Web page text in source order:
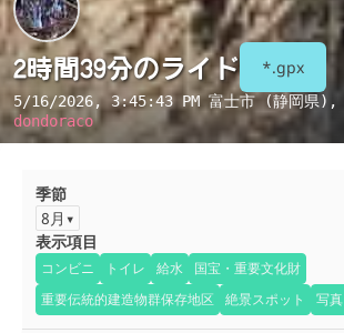
2時間39分のライド *.gpx
5/16/2026, 3:45:43 PM富士市 (静岡県) ,
dondoraco
季節
8月
表示項目
コンビニ トイレ 給水
国宝・重要文化財
重要伝統的建造物群保存地区
絶景スポット 写真